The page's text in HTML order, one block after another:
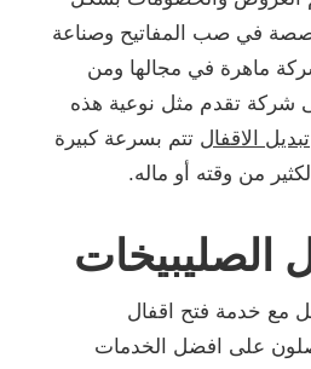
في صب المفاتيح وصناعة
ماهرة في مجالها ومن
شركة تقدم مثل نوعية هذه
تبديل الاقفال تتم بسرعة كبيرة
من وقته أو ماله.
الصليبيخات
مع خدمة فتح اقفال
على افضل الخدمات